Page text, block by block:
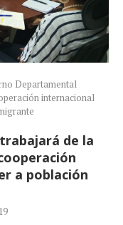
Departamental
internacional
de la
a población